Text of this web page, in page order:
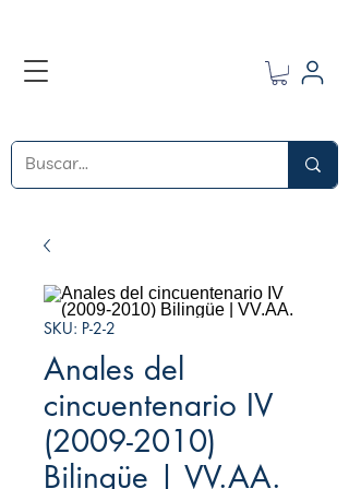
SKU: P-2-2
Anales del
cincuentenario IV
(2009-2010)
Bilingüe | VV.AA.